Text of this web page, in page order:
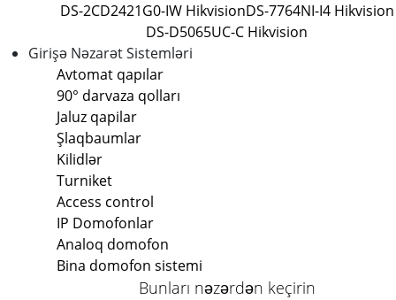
DS-2CD2421G0-IW HikvisionDS-7764NI-I4 Hikvision
DS-D5065UC-C Hikvision
Girişə Nəzarət Sistemləri
Avtomat qapılar
90° darvaza qolları
Jaluz qapilar
Şlaqbaumlar
Kilidlər
Turniket
Access control
IP Domofonlar
Analoq domofon
Bina domofon sistemi
Bunları nəzərdən keçirin